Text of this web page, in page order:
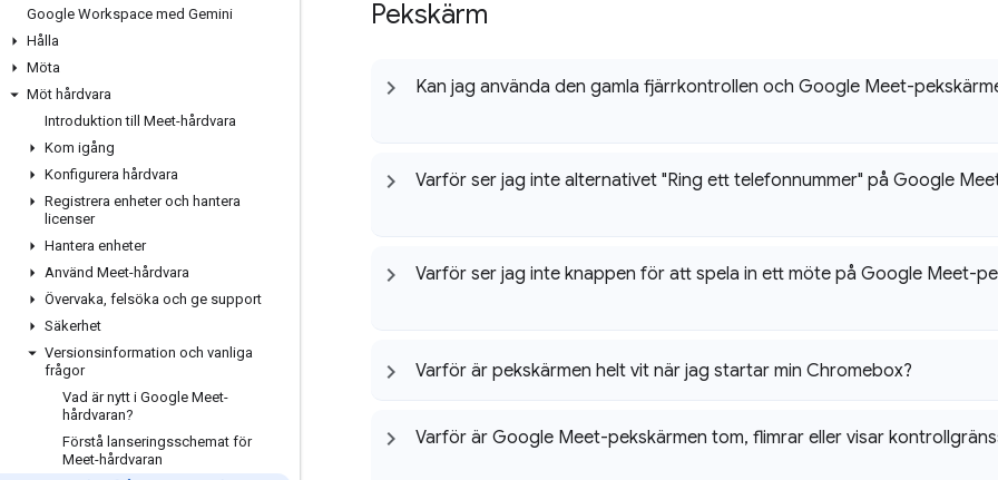
Google Workspace med Gemini
Hålla
Möta
Möt hårdvara
Introduktion till Meet-hårdvara
Kom igång
Konfigurera hårdvara
Registrera enheter och hantera
licenser
Hantera enheter
Använd Meet-hårdvara
Övervaka, felsöka och ge support
Säkerhet
Versionsinformation och vanliga
frågor
Vad är nytt i Google Meet-
hårdvaran?
Förstå lanseringsschemat för
Meet-hårdvaran
Pekskärm
Kan jag använda den gamla fjärrkontrollen och Google Meet-
Varför ser jag inte alternativet "Ring ett telefonnummer" på Google
Varför ser jag inte knappen för att spela in ett möte på Google Meet-
Varför är pekskärmen helt vit när jag startar min Chromebox?
Varför är Google Meet-pekskärmen tom, flimrar eller visar